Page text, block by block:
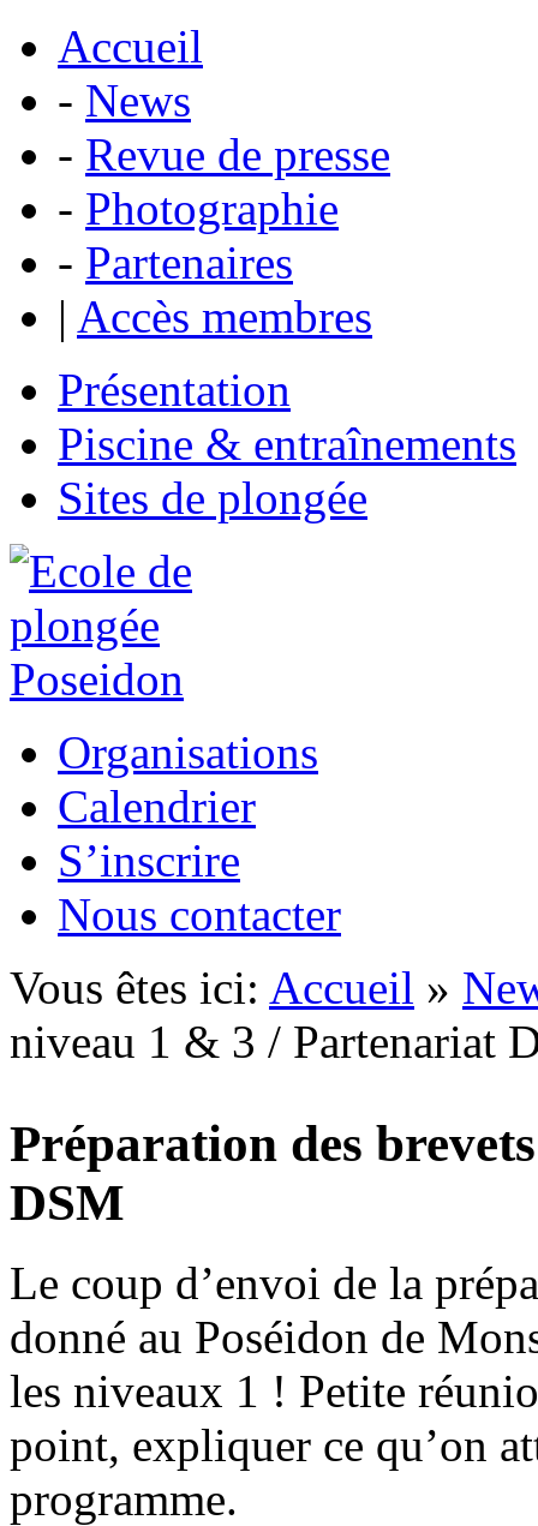
Accueil
- News
- Revue de presse
- Photographie
- Partenaires
| Accès membres
Présentation
Piscine & entraînements
Sites de plongée
Organisations
Calendrier
S’inscrire
Nous contacter
Vous êtes ici: Accueil »
niveau 1 & 3 / Partenariat
Préparation des
DSM
Le coup d’envoi de la
donné au Poséidon de
les niveaux 1 ! Petite
point, expliquer ce qu’on
programme.